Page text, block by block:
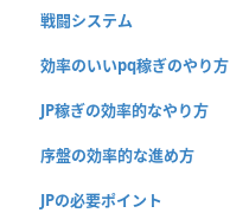
戦闘システム
効率のいいpq稼ぎのやり方
JP稼ぎの効率的なやり方
序盤の効率的な進め方
JPの必要ポイント